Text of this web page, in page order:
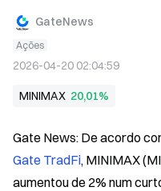
GateNews
Ações
2026-04-20 02:04:59
MINIMAX 20,01%
Gate News: De acordo
Gate TradFi, MINIMAX
aumentou de 2% num